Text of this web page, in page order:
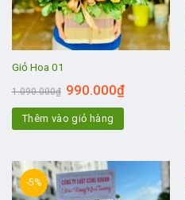
Giỏ Hoa 01
1.090.000₫ 990.000₫
Thêm vào giỏ hàng
-5%